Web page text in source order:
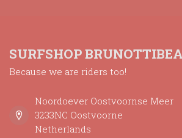
SURFSHOP
Because we are riders too!
Noordoever Oostvoornse Meer
3233NC Oostvoorne
Netherlands